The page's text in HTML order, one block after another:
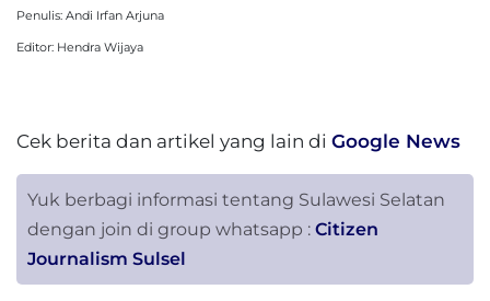
Penulis: Andi Irfan Arjuna
Editor: Hendra Wijaya
Cek berita dan artikel yang lain di Google News
Yuk berbagi informasi tentang Sulawesi Selatan
dengan join di group whatsapp : Citizen
Journalism Sulsel